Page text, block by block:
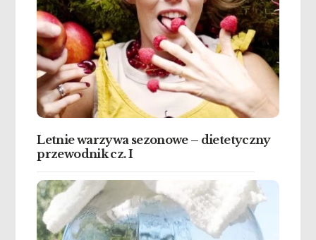
Letnie warzywa sezonowe – dietetyczny
przewodnik cz. I